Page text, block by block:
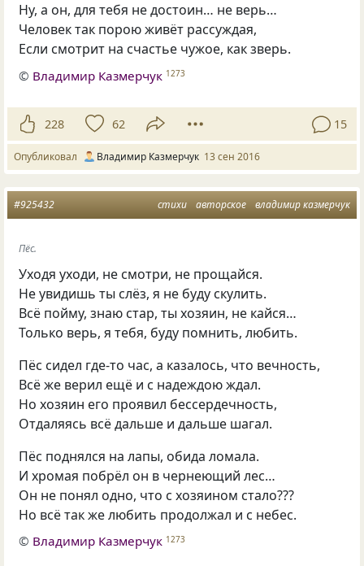
Ну, а он, для тебя не достоин… не верь…
Человек так порою живёт рассуждая,
Если смотрит на счастье чужое, как зверь.
© Владимир Казмерчук 1273
228 62 15
Опубликовал Владимир Казмерчук 13 сен 2016
стихи авторское владимир казмерчук
#925432
Пёс.
Уходя уходи, не смотри, не прощайся.
Не увидишь ты слёз, я не буду скулить.
Всё пойму, знаю стар, ты хозяин, не кайся…
Только верь, я тебя, буду помнить, любить.
Пёс сидел где-то час, а казалось, что вечность,
Всё же верил ещё и с надеждою ждал.
Но хозяин его проявил бессердечность,
Отдаляясь всё дальше и дальше шагал.
Пёс поднялся на лапы, обида ломала.
И хромая побрёл он в чернеющий лес…
Он не понял одно, что с хозяином стало???
Но всё так же любить продолжал и с небес.
© Владимир Казмерчук 1273